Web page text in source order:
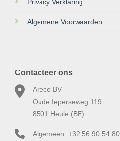
Privacy Verklaring
Algemene Voorwaarden
Contacteer ons
Areco BV
Oude Ieperseweg 119
8501 Heule (BE)
Algemeen: +32 56 90 54 80